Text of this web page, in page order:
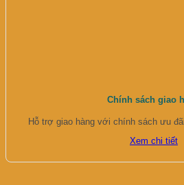
Chính sách giao
Hỗ trợ giao hàng với chính sách ưu
Xem chi tiết